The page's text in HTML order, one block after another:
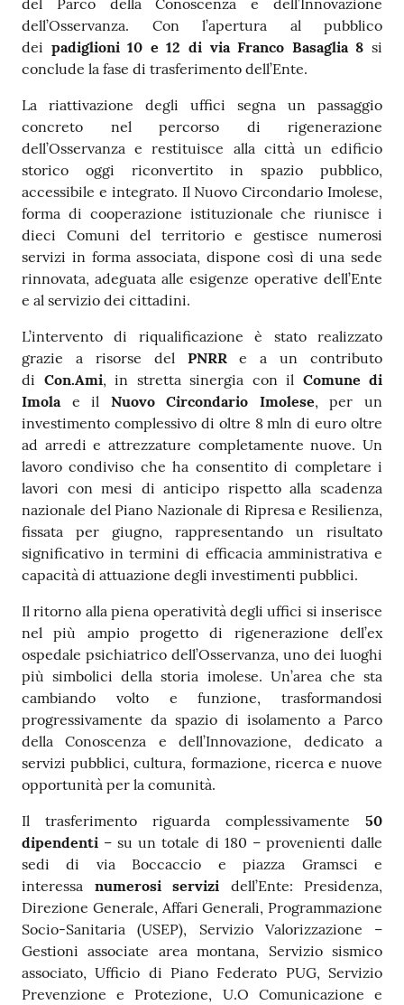
del Parco della Conoscenza e dell’Innovazione
dell’Osservanza. Con l’apertura al pubblico
dei padiglioni 10 e 12 di via Franco Basaglia 8 si
conclude la fase di trasferimento dell’Ente.
La riattivazione degli uffici segna un passaggio
concreto nel percorso di rigenerazione
dell’Osservanza e restituisce alla città un edificio
storico oggi riconvertito in spazio pubblico,
accessibile e integrato. Il Nuovo Circondario Imolese,
forma di cooperazione istituzionale che riunisce i
dieci Comuni del territorio e gestisce numerosi
servizi in forma associata, dispone così di una sede
rinnovata, adeguata alle esigenze operative dell’Ente
e al servizio dei cittadini.
L’intervento di riqualificazione è stato realizzato
grazie a risorse del PNRRe a un contributo
di Con.Ami, in stretta sinergia con il Comune di
Imolae il Nuovo Circondario Imolese, per un
investimento complessivo di oltre 8 mln di euro oltre
ad arredi e attrezzature completamente nuove. Un
lavoro condiviso che ha consentito di completare i
lavori con mesi di anticipo rispetto alla scadenza
nazionale del Piano Nazionale di Ripresa e Resilienza,
fissata per giugno, rappresentando un risultato
significativo in termini di efficacia amministrativa e
capacità di attuazione degli investimenti pubblici.
Il ritorno alla piena operatività degli uffici si inserisce
nel più ampio progetto di rigenerazione dell’ex
ospedale psichiatrico dell’Osservanza, uno dei luoghi
più simbolici della storia imolese. Un’area che sta
cambiando volto e funzione, trasformandosi
progressivamente da spazio di isolamento a Parco
della Conoscenza e dell’Innovazione, dedicato a
servizi pubblici, cultura, formazione, ricerca e nuove
opportunità per la comunità.
Il trasferimento riguarda complessivamente 50
dipendenti – su un totale di 180 – provenienti dalle
sedi di via Boccaccio e piazza Gramsci e
interessa numerosi servizi dell’Ente: Presidenza,
Direzione Generale, Affari Generali, Programmazione
Socio-Sanitaria (USEP), Servizio Valorizzazione –
Gestioni associate area montana, Servizio sismico
associato, Ufficio di Piano Federato PUG, Servizio
Prevenzione e Protezione, U.O Comunicazione e